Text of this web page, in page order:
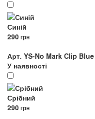
Синій
290грн
Арт. YS-No Mark Clip Blue
У наявності
Срібний
290грн